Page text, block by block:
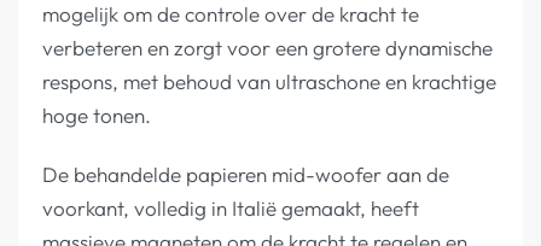
mogelijk om de controle over de kracht te
verbeteren en zorgt voor een grotere dynamische
respons, met behoud van ultraschone en krachtige
hoge tonen.
De behandelde papieren mid-woofer aan de
voorkant, volledig in Italië gemaakt, heeft